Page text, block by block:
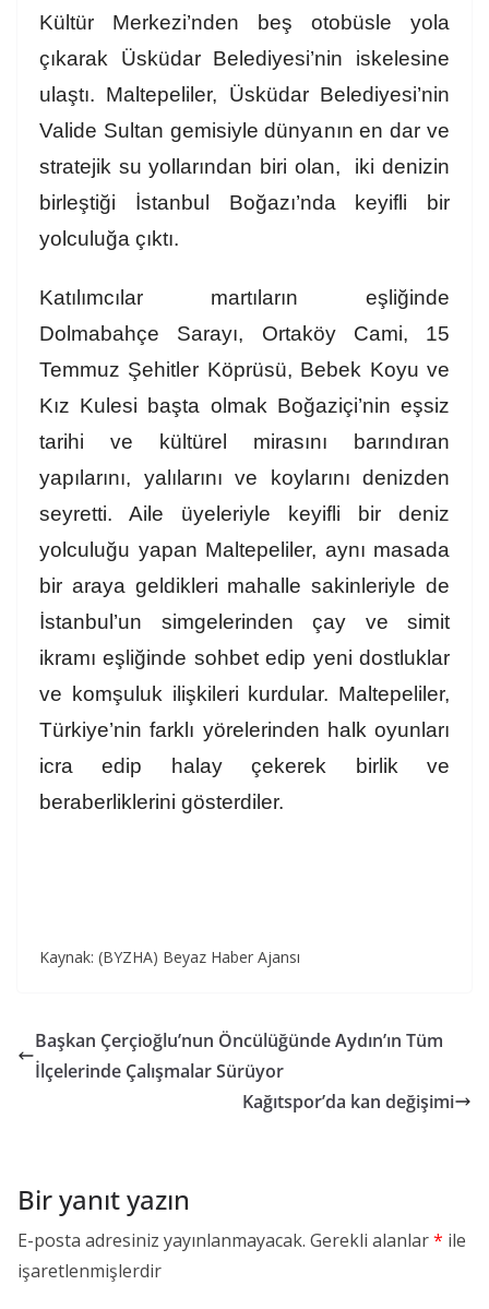
Kültür Merkezi’nden beş otobüsle yola
çıkarak Üsküdar Belediyesi’nin iskelesine
ulaştı. Maltepeliler, Üsküdar Belediyesi’nin
Valide Sultan gemisiyle dünyanın en dar ve
stratejik su yollarından biri olan, iki denizin
birleştiği İstanbul Boğazı’nda keyifli bir
yolculuğa çıktı.
Katılımcılar martıların eşliğinde
Dolmabahçe Sarayı, Ortaköy Cami, 15
Temmuz Şehitler Köprüsü, Bebek Koyu ve
Kız Kulesi başta olmak Boğaziçi’nin eşsiz
tarihi ve kültürel mirasını barındıran
yapılarını, yalılarını ve koylarını denizden
seyretti. Aile üyeleriyle keyifli bir deniz
yolculuğu yapan Maltepeliler, aynı masada
bir araya geldikleri mahalle sakinleriyle de
İstanbul’un simgelerinden çay ve simit
ikramı eşliğinde sohbet edip yeni dostluklar
ve komşuluk ilişkileri kurdular. Maltepeliler,
Türkiye’nin farklı yörelerinden halk oyunları
icra edip halay çekerek birlik ve
beraberliklerini gösterdiler.
Kaynak: (BYZHA) Beyaz Haber Ajansı
Başkan Çerçioğlu’nun Öncülüğünde Aydın’ın Tüm
İlçelerinde Çalışmalar Sürüyor
Kağıtspor’da kan değişimi
Bir yanıt yazın
E-posta adresiniz yayınlanmayacak. Gerekli alanlar* ile
işaretlenmişlerdir